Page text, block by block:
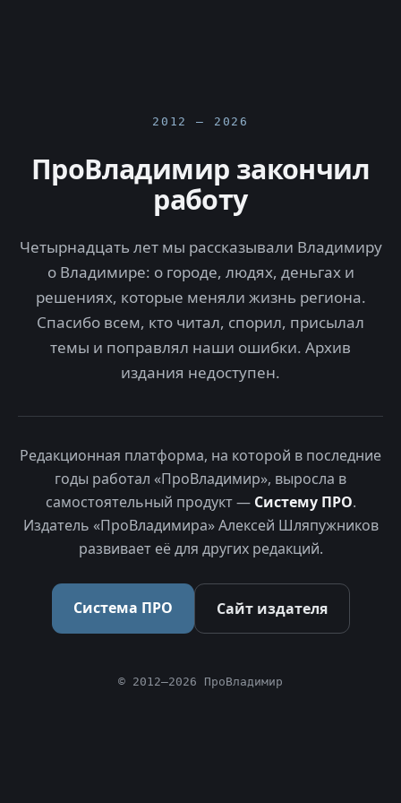
2012 — 2026
ПроВладимир закончил
работу
Четырнадцать лет мы рассказывали Владимиру
о Владимире: о городе, людях, деньгах и
решениях, которые меняли жизнь региона.
Спасибо всем, кто читал, спорил, присылал
темы и поправлял наши ошибки. Архив
издания недоступен.
Редакционная платформа, на которой в последние
годы работал «ПроВладимир», выросла в
самостоятельный продукт — Систему ПРО.
Издатель «ПроВладимира» Алексей Шляпужников
развивает её для других редакций.
Система ПРО Сайт издателя
© 2012–2026 ПроВладимир